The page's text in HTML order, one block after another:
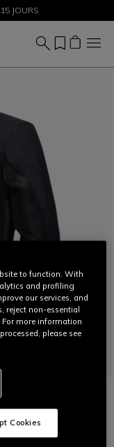
MAINTENANT
JOURS
D'ÉTÉ
to function. With
and profiling
our services, and
reject non-essential
more information
please see
Cookies